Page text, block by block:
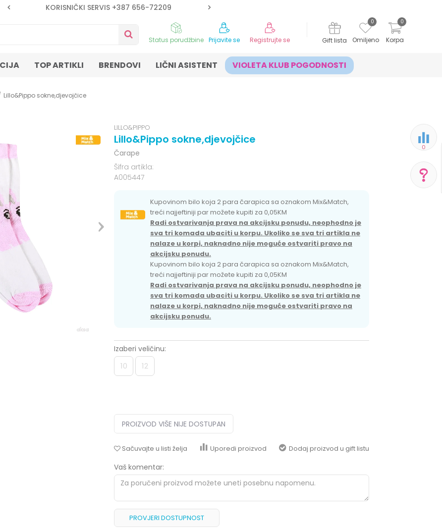
KORISNIČKI SERVIS +387 656-72209
Korpa
0
Omiljeno
0
Gift lista
Prijavite se Registrujte se
Status porudžbine
TOP ARTIKLI BRENDOVI LIČNI ASISTENT VIOLETA KLUB POGODNOSTI
0
Lillo&Pippo sokne,djevojčice
LILLO&PIPPO
Lillo&Pippo sokne,djevojčice
Čarape
Šifra artikla:
A005447
Kupovinom bilo koja 2 para čarapica sa oznakom Mix&Match,
treći najjeftiniji par možete kupiti za 0,05KM
Radi ostvarivanja prava na akcijsku ponudu, neophodno je
sva tri komada ubaciti u korpu. Ukoliko se sva tri artikla ne
nalaze u korpi, naknadno nije moguće ostvariti pravo na
akcijsku ponudu.
Kupovinom bilo koja 2 para čarapica sa oznakom Mix&Match,
treći najjeftiniji par možete kupiti za 0,05KM
Radi ostvarivanja prava na akcijsku ponudu, neophodno je
sva tri komada ubaciti u korpu. Ukoliko se sva tri artikla ne
nalaze u korpi, naknadno nije moguće ostvariti pravo na
akcijsku ponudu.
Izaberi veličinu:
10 12
PROIZVOD VIŠE NIJE DOSTUPAN
Sačuvajte u listi želja Uporedi proizvod Dodaj proizvod u gift listu
Vaš komentar:
PROVJERI DOSTUPNOST
POMOĆ PRI KUPOVINI
Za više informacija,
pomoć i porudžbine
+387 656-72209
Pon-Subota: 09:00-
15:00h
Pišite nam
aksaonlinebih@aksabih.ba